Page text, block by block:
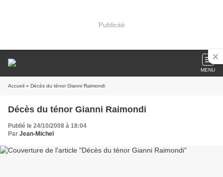
Publicité
MENU
Accueil » Décès du ténor Gianni Raimondi
Décès du ténor Gianni Raimondi
Publié le 24/10/2008 à 18:04
Par Jean-Michel